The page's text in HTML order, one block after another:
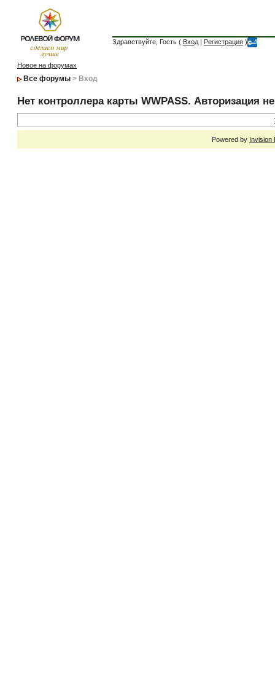
Здравствуйте, Гость ( Вход | Регистрация )
Новое на форумах
Все форумы > Вход
Нет контроллера карты WWPASS. Авторизация
Powered by Invision